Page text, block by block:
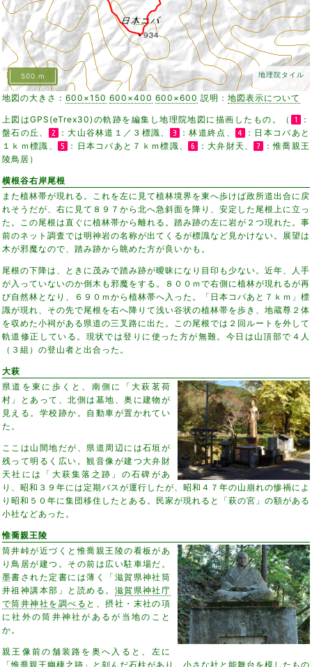
地理院タイル
500 m
地図の大きさ： 600×150 600×400 600×600 説明： 地図表示について
上図はGPS(eTrex30)の軌跡を編集し地理院地図に描画したもの。（
：
盤石の丘、
：大山谷林道１／３標識、 ：林道終点、
：日本コバあと
１ｋｍ標識、
：日本コバあと７ｋｍ標識、 ：大弁財天、
：惟喬親王
陵鳥居）
横根谷右岸尾根
また植林帯が現れる。これを左に見て植林境界を東へ歩けば政所道出合に戻
れそうだが、右に見て８９７から北へ急斜面を降り、安定した尾根上に立っ
た。この尾根は直ぐに植林帯から離れる。踏み跡の左に岩が２つ現れた。事
前のネット調査では明神岩の名称が出てくるが標識など見かけない。展望は
木が邪魔なので、踏み跡から眺めた方が良いかも。
尾根の下降は、ときに茂みで踏み跡が曖昧になり目印も少ない。近年、人手
が入っていないのか倒木も邪魔をする。８００ｍで右側に植林が現れるが再
び自然林となり、６９０ｍから植林帯へ入った。「日本コバあと７ｋｍ」標
識が現れ、その先で尾根を右へ降りて浅い谷状の植林帯を歩き、地蔵尊２体
を収めた小祠がある県道の三叉路に出た。この尾根では２回ルートを外して
軌道修正している。現状では登りに使った方が無難。今日は山頂部で４人
（３組）の登山者と出合った。
大萩
県道を東に歩くと、南側に「大萩茗荷
村」とあって、北側は墓地、奥に建物が
見える。学校跡か。自動車が置かれてい
た。
ここは山間地だが、県道周辺には石垣が
残って明るく広い。観音像が建つ大弁財
天社には「大萩集落之跡」の石碑があ
り、昭和３９年には定期バスが運行したが、昭和４７年の山崩れの惨禍によ
り昭和５０年に集団移住したとある。民家が現れると「萩の宮」の額がある
小社などあった。
惟喬親王陵
筒井峠が近づくと惟喬親王陵の看板があ
り鳥居が建つ。その前は広い駐車場だ。
墨書された定書には薄く「滋賀県神社筒
井祖神講本部」と読める。 滋賀県神社庁
で筒井神社を調べる と、摂社・末社の項
に社外の筒井神社があるが当地のこと
か。
親王像前の舗装路を奥へ入ると、左に
「惟喬親王幽棲之跡」と刻んだ石柱があり、小さな社と能舞台を模したもの